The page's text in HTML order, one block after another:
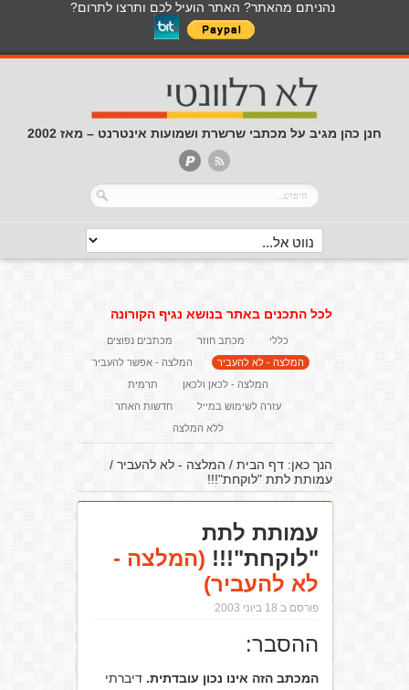
נהניתם מהאתר? האתר הועיל לכם ותרצו לתרום?
חנן כהן מגיב על מכתבי שרשרת ושמועות אינטרנט – מאז 2002
לכל התכנים באתר בנושא נגיף הקורונה
כללי מכתב חוזר
מכתבים נפוצים
המלצה - לא להעביר
המלצה - אפשר להעביר
המלצה - לכאן ולכאן
תרמית
עזרה לשימוש במייל
חדשות האתר
ללא המלצה
הנך כאן:דף הבית / המלצה - לא להעביר /
עמותת לתת "לוקחת"!!!
עמותת לתת
"לוקחת"!!! (המלצה -
לא להעביר)
פורסם ב 18 ביוני 2003
ההסבר:
המכתב הזה אינו נכון עובדתית. דיברתי